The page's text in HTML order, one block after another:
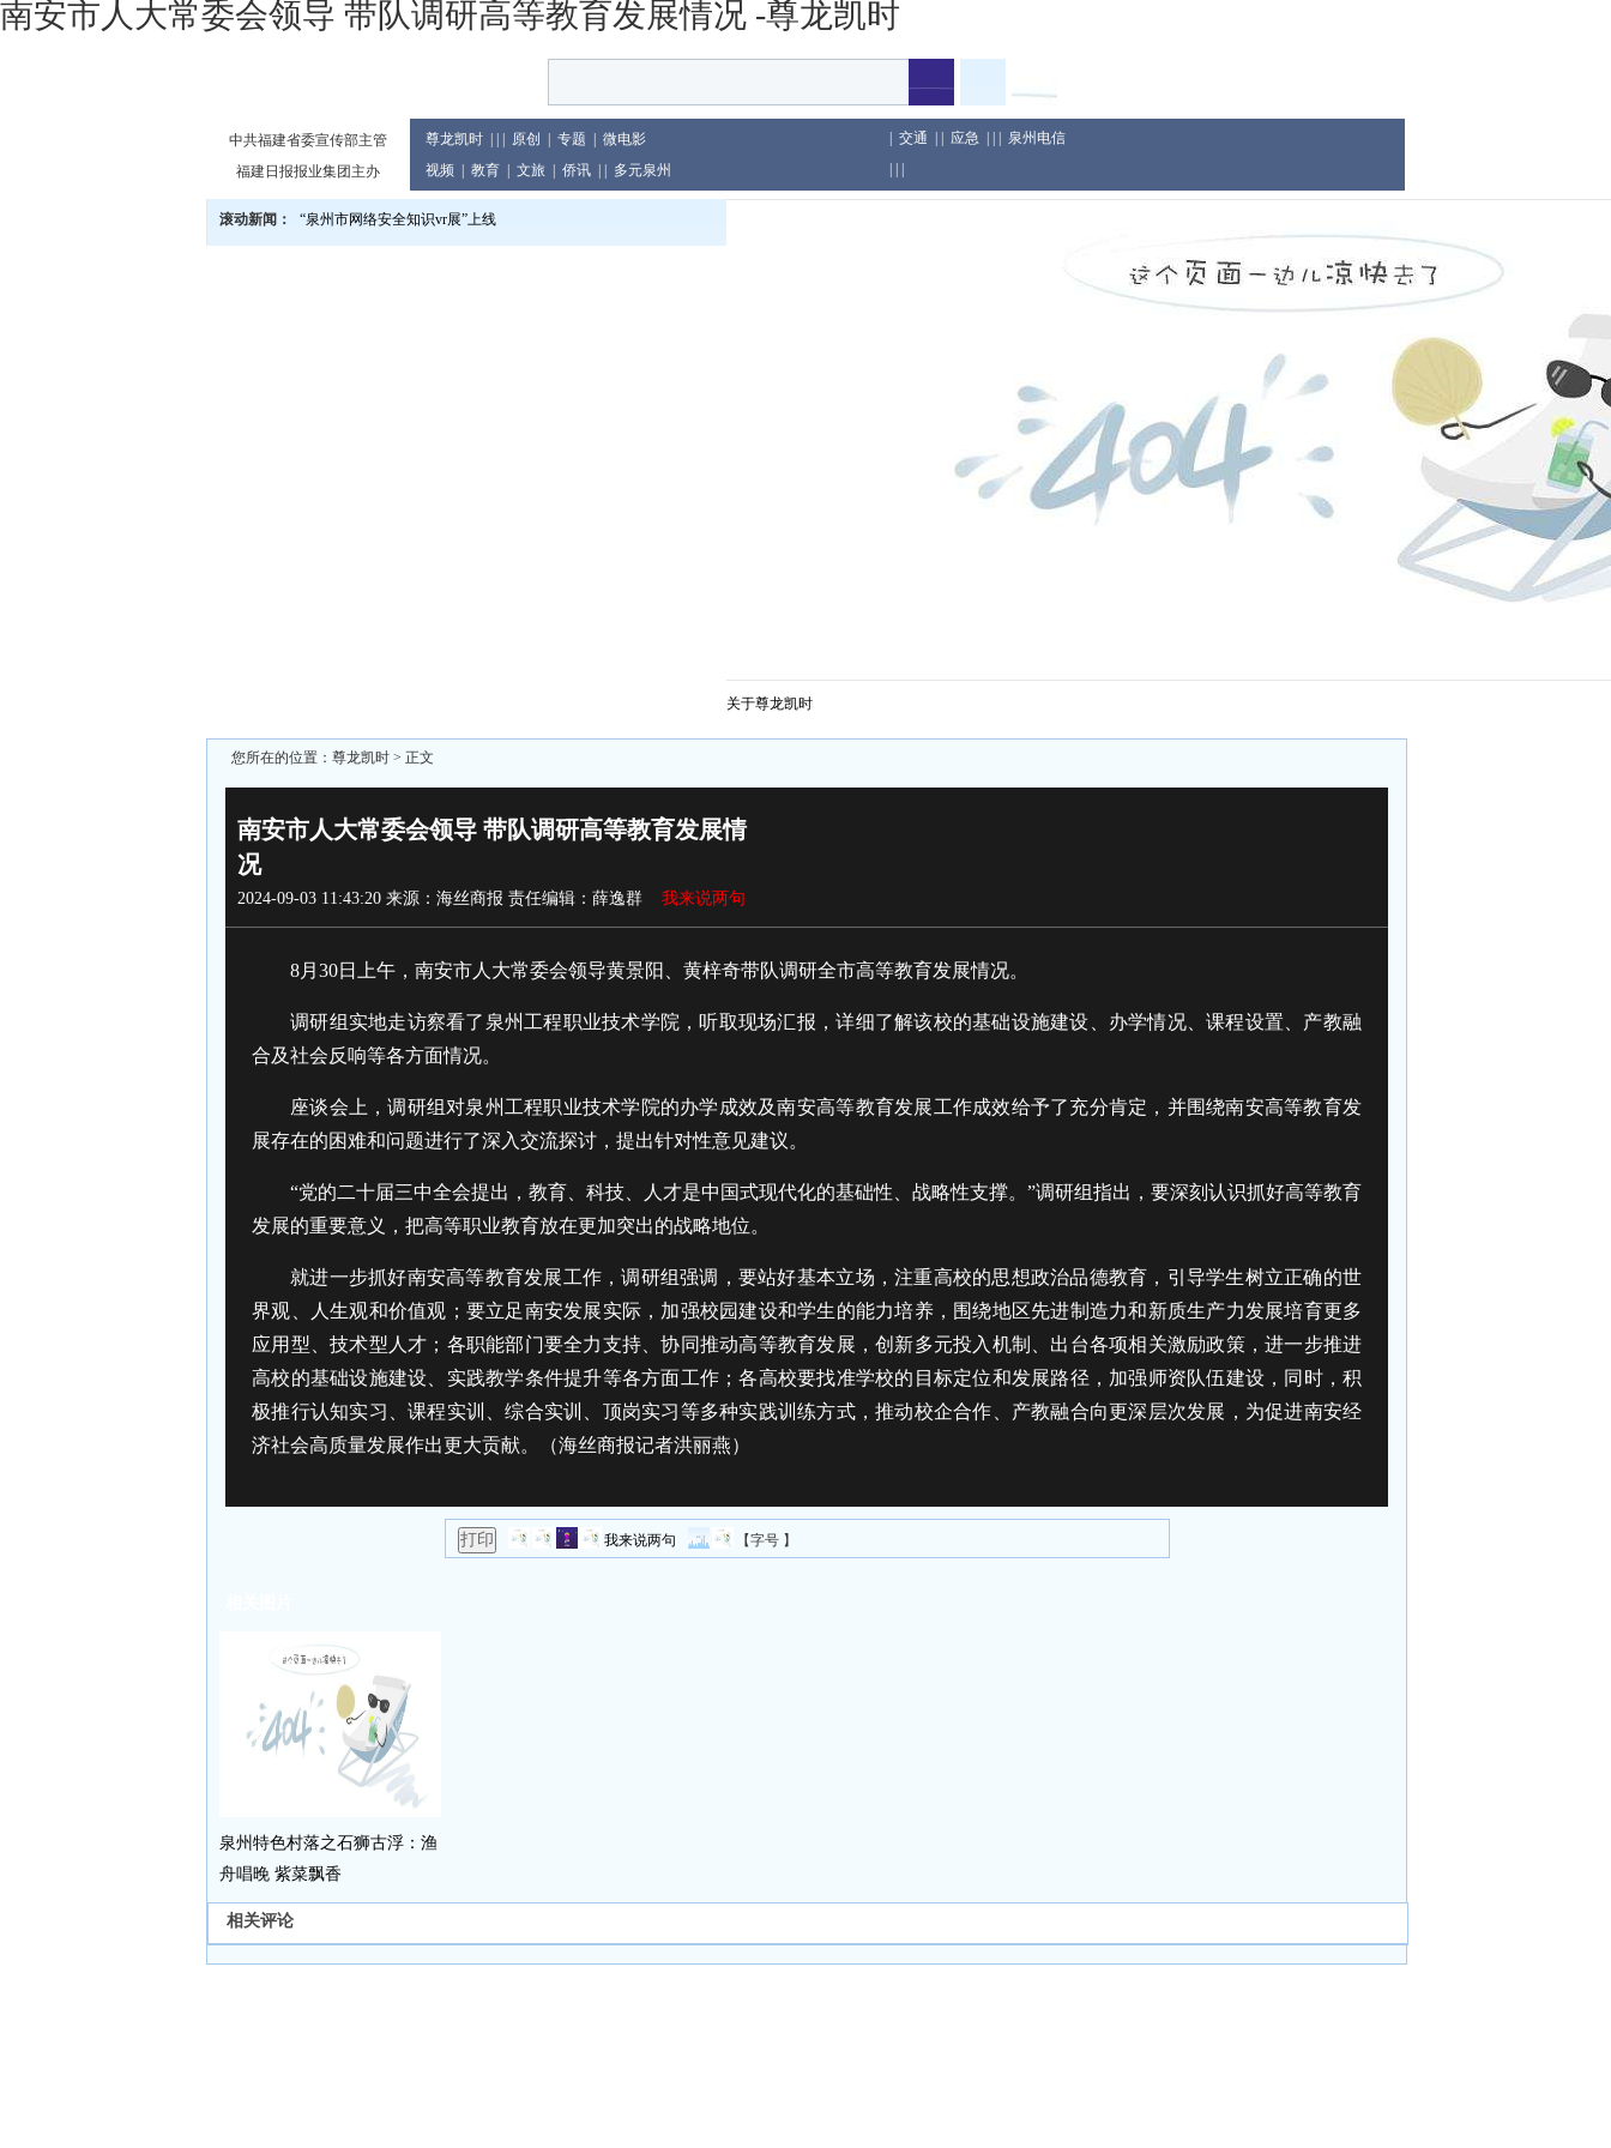
南安市人大常委会领导 带队调研高等教育发展情况 -尊龙凯时
中共福建省委宣传部主管
福建日报报业集团主办
尊龙凯时 原创 专题
微电影
视频
教育 文旅 侨讯 多元泉州
交通 应急
泉州电信
滚动新闻： “泉州市网络安全知识vr展”上线
关于尊龙凯时
您所在的位置： 尊龙凯时 > 正文
南安市人大常委会领导 带队调研高等教育发展情
况
2024-09-03 11:43:20 来源：海丝商报 责任编辑：薛逸群 我来说两句
8月30日上午，南安市人大常委会领导黄景阳、黄梓奇带队调研全市高等教育发展情况。
调研组实地走访察看了泉州工程职业技术学院，听取现场汇报，详细了解该校的基础设施建设、办学情况、课程设置、产教融
合及社会反响等各方面情况。
座谈会上，调研组对泉州工程职业技术学院的办学成效及南安高等教育发展工作成效给予了充分肯定，并围绕南安高等教育发
展存在的困难和问题进行了深入交流探讨，提出针对性意见建议。
“党的二十届三中全会提出，教育、科技、人才是中国式现代化的基础性、战略性支撑。”调研组指出，要深刻认识抓好高等教育
发展的重要意义，把高等职业教育放在更加突出的战略地位。
就进一步抓好南安高等教育发展工作，调研组强调，要站好基本立场，注重高校的思想政治品德教育，引导学生树立正确的世
界观、人生观和价值观；要立足南安发展实际，加强校园建设和学生的能力培养，围绕地区先进制造力和新质生产力发展培育更多
应用型、技术型人才；各职能部门要全力支持、协同推动高等教育发展，创新多元投入机制、出台各项相关激励政策，进一步推进
高校的基础设施建设、实践教学条件提升等各方面工作；各高校要找准学校的目标定位和发展路径，加强师资队伍建设，同时，积
极推行认知实习、课程实训、综合实训、顶岗实习等多种实践训练方式，推动校企合作、产教融合向更深层次发展，为促进南安经
济社会高质量发展作出更大贡献。（海丝商报记者洪丽燕）
我来说两句 【字号 】
泉州特色村落之石狮古浮：渔
舟唱晚 紫菜飘香
相关评论